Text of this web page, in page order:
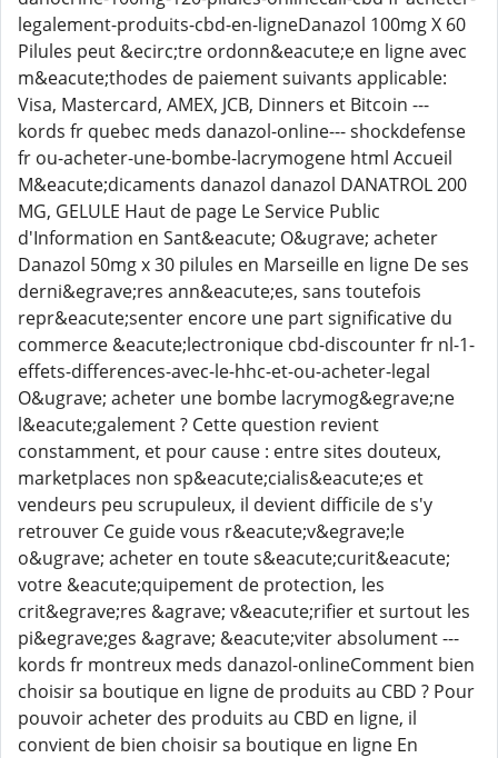
legalement-produits-cbd-en-ligneDanazol 100mg X 60
Pilules peut &ecirc;tre ordonn&eacute;e en ligne avec
m&eacute;thodes de paiement suivants applicable:
Visa, Mastercard, AMEX, JCB, Dinners et Bitcoin ---
kords fr quebec meds danazol-online--- shockdefense
fr ou-acheter-une-bombe-lacrymogene html Accueil
M&eacute;dicaments danazol danazol DANATROL 200
MG, GELULE Haut de page Le Service Public
d'Information en Sant&eacute; O&ugrave; acheter
Danazol 50mg x 30 pilules en Marseille en ligne De ses
derni&egrave;res ann&eacute;es, sans toutefois
repr&eacute;senter encore une part significative du
commerce &eacute;lectronique cbd-discounter fr nl-1-
effets-differences-avec-le-hhc-et-ou-acheter-legal
O&ugrave; acheter une bombe lacrymog&egrave;ne
l&eacute;galement ? Cette question revient
constamment, et pour cause : entre sites douteux,
marketplaces non sp&eacute;cialis&eacute;es et
vendeurs peu scrupuleux, il devient difficile de s'y
retrouver Ce guide vous r&eacute;v&egrave;le
o&ugrave; acheter en toute s&eacute;curit&eacute;
votre &eacute;quipement de protection, les
crit&egrave;res &agrave; v&eacute;rifier et surtout les
pi&egrave;ges &agrave; &eacute;viter absolument ---
kords fr montreux meds danazol-onlineComment bien
choisir sa boutique en ligne de produits au CBD ? Pour
pouvoir acheter des produits au CBD en ligne, il
convient de bien choisir sa boutique en ligne En